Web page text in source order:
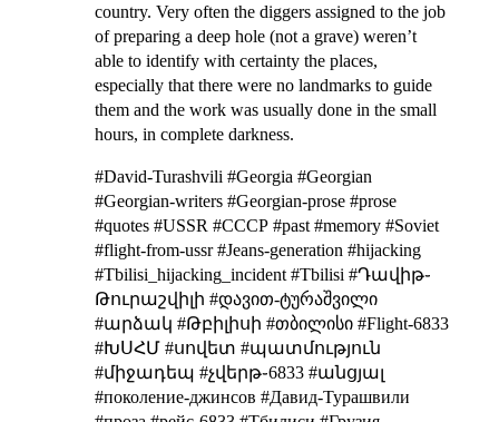
country. Very often the diggers assigned to the job
of preparing a deep hole (not a grave) weren’t
able to identify with certainty the places,
especially that there were no landmarks to guide
them and the work was usually done in the small
hours, in complete darkness.
#David-Turashvili #Georgia #Georgian
#Georgian-writers #Georgian-prose #prose
#quotes #USSR #СССР #past #memory #Soviet
#flight-from-ussr #Jeans-generation #hijacking
#Tbilisi_hijacking_incident #Tbilisi #Դավիթ֊
Թուրաշվիլի #დავით-ტურაშვილი
#արձակ #Թբիլիսի #თბილისი #Flight-6833
#ԽՍՀՄ #սովետ #պատմություն
#միջադեպ #չվերթ֊6833 #անցյալ
#поколение-джинсов #Давид-Турашвили